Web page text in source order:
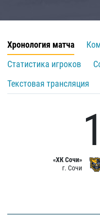
Хронология матча
Статистика игроков
Текстовая трансляция
«ХК Сочи»
г. Сочи